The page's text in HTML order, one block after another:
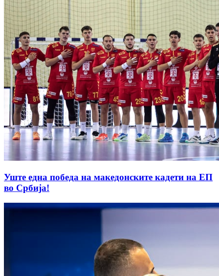
Уште една победа на македонските кадети на ЕП
во Србија!